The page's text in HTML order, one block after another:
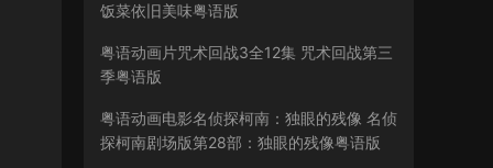
饭菜依旧美味粤语版
粤语动画片咒术回战3全12集 咒术回战第三
季粤语版
粤语动画电影名侦探柯南：独眼的残像 名侦
探柯南剧场版第28部：独眼的残像粤语版